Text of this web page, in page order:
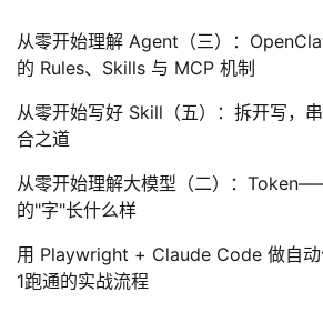
从零开始理解 Agent（三）：
的 Rules、Skills 与 MCP 机制
从零开始写好 Skill（五）：拆开写，
合之道
从零开始理解大模型（二）：
的"字"长什么样
用 Playwright + Claude Code 做自动
1跑通的实战流程